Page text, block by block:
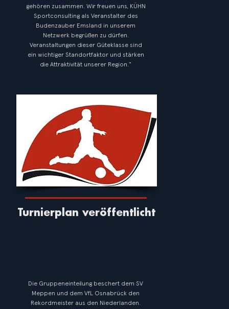
gehören zusammen. Wir freuen uns, KÜHN
Sportconsulting als Veranstalter des
Budenzauber Emsland in unserem
Netzwerk begrüßen zu dürfen.
Veranstaltungen dieser Güteklasse sind
ein wichtiger Standortfaktor und stärken
die Attraktivität unserer Region.“
Turnierplan veröffentlicht
Die Gruppeneinteilung beschert dem SV
Meppen und dem VfL Osnabrück den
Rekordmeister aus den Niederlanden.